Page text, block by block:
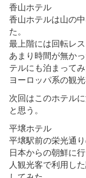
香山ホテル
香山ホテルは山の
た。
最上階には回転レ
あまり時間が無か
テルにも泊まってみ
ヨーロッパ系の観
次回はこのホテル
と思う。
平壌ホテル
平壌駅前の栄光通
日本からの朝鮮に
人観光客で利用し